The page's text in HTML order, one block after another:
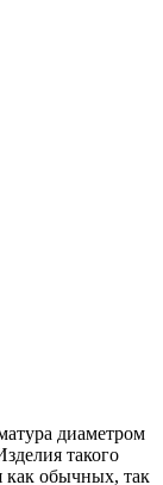
диаметром
такого
как обычных, так